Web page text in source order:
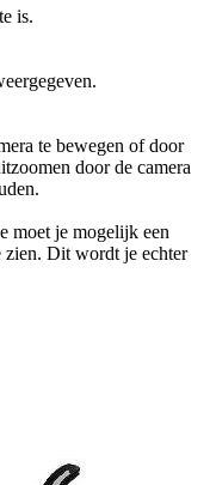
is.
te bewegen of door
door de camera
moet je mogelijk een
zien. Dit wordt je echter